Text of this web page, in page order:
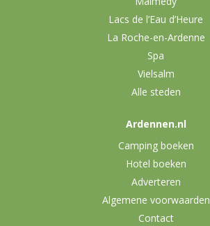
Lacs de l’Eau d’Heure
La Roche-en-Ardenne
Spa
Vielsalm
Alle steden
Ardennen.nl
Camping boeken
Hotel boeken
Adverteren
Algemene voorwaarden
Contact